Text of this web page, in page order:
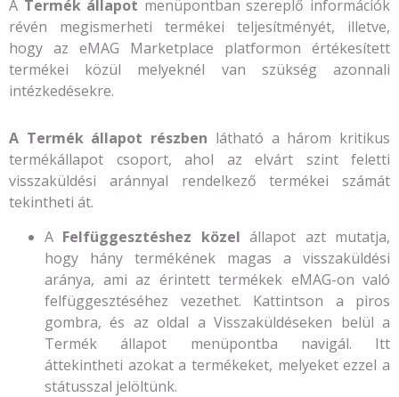
A Termék állapot menüpontban szereplő információk
révén megismerheti termékei teljesítményét, illetve,
hogy az eMAG Marketplace platformon értékesített
termékei közül melyeknél van szükség azonnali
intézkedésekre.
A Termék állapot részben látható a három kritikus
termékállapot csoport, ahol az elvárt szint feletti
visszaküldési aránnyal rendelkező termékei számát
tekintheti át.
A Felfüggesztéshez közel állapot azt mutatja,
hogy hány termékének magas a visszaküldési
aránya, ami az érintett termékek eMAG-on való
felfüggesztéséhez vezethet. Kattintson a piros
gombra, és az oldal a Visszaküldéseken belül a
Termék állapot menüpontba navigál. Itt
áttekintheti azokat a termékeket, melyeket ezzel a
státusszal jelöltünk.